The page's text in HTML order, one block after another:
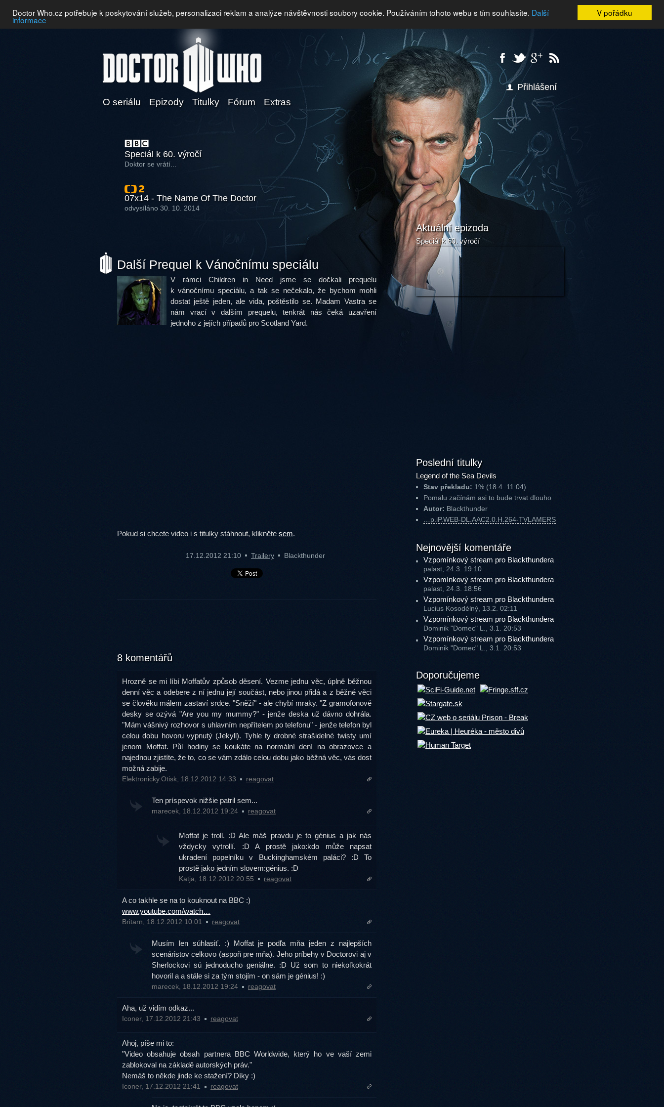
V pořádku
Doctor Who.cz potřebuje k poskytování služeb, personalizaci reklam a analýze návštěvnosti soubory cookie. Používáním tohoto webu s tím souhlasíte. Další
informace
Přihlášení
O seriálu Epizody Titulky Fórum Extras
Speciál k 60. výročí
Doktor se vrátí...
07x14 - The Name Of The Doctor
odvysíláno 30. 10. 2014
Další Prequel k Vánočnímu speciálu
V rámci Children in Need jsme se dočkali prequelu
k vánočnímu speciálu, a tak se nečekalo, že bychom mohli
dostat ještě jeden, ale vida, poštěstilo se. Madam Vastra se
nám vrací v dalším prequelu, tenkrát nás čeká uzavření
jednoho z jejích případů pro Scotland Yard.
Pokud si chcete video i s titulky stáhnout, klikněte sem.
17.12.2012 21:10 Trailery Blackthunder
8 komentářů
Hrozně se mi líbí Moffatův způsob děsení. Vezme jednu věc, úplně běžnou
denní věc a odebere z ní jednu její součást, nebo jinou přidá a z běžné věci
se člověku málem zastaví srdce. "Sněží" - ale chybí mraky. "Z gramofonové
desky se ozývá "Are you my mummy?" - jenže deska už dávno dohrála.
"Mám vášnivý rozhovor s uhlavním nepřítelem po telefonu" - jenže telefon byl
celou dobu hovoru vypnutý (Jekyll). Tyhle ty drobné strašidelné twisty umí
jenom Moffat. Půl hodiny se koukáte na normální dení na obrazovce a
najednou zjistíte, že to, co se vám zdálo celou dobu jako běžná věc, vás dost
možná zabije.
Elektronicky.Otisk, 18.12.2012 14:33 reagovat
Ten príspevok nižšie patril sem...
marecek, 18.12.2012 19:24 reagovat
Moffat je troll. :D Ale máš pravdu je to génius a jak nás
vždycky vytrollí. :D A prostě jako:kdo může napsat
ukradení popelníku v Buckinghamském paláci? :D To
prostě jako jedním slovem:génius. :D
Katja, 18.12.2012 20:55 reagovat
A co takhle se na to kouknout na BBC :)
www.youtube.com/watch…
Britarn, 18.12.2012 10:01 reagovat
Musím len súhlasiť. :) Moffat je podľa mňa jeden z najlepších
scenáristov celkovo (aspoň pre mňa). Jeho príbehy v Doctorovi aj v
Sherlockovi sú jednoducho geniálne. :D Už som to niekoľkokrát
hovoril a a stále si za tým stojím - on sám je génius! :)
marecek, 18.12.2012 19:24 reagovat
Aha, už vidím odkaz...
Iconer, 17.12.2012 21:43 reagovat
Ahoj, píše mi to:
"Video obsahuje obsah partnera BBC Worldwide, který ho ve vaší zemi
zablokoval na základě autorských práv."
Nemáš to někde jinde ke stažení? Díky :)
Iconer, 17.12.2012 21:41 reagovat
Aktuální epizoda
Speciál k 60. výročí
Poslední titulky
Legend of the Sea Devils
Stav překladu: 1% (18.4. 11:04)
Pomalu začínám asi to bude trvat dlouho
Autor: Blackthunder
…p.iP.WEB-DL.AAC2.0.H.264-TVLAMERS
Nejnovější komentáře
Vzpomínkový stream pro Blackthundera
palast, 24.3. 19:10
Vzpomínkový stream pro Blackthundera
palast, 24.3. 18:56
Vzpomínkový stream pro Blackthundera
Lucius Kosodélný, 13.2. 02:11
Vzpomínkový stream pro Blackthundera
Dominik "Domec" L., 3.1. 20:53
Vzpomínkový stream pro Blackthundera
Dominik "Domec" L., 3.1. 20:53
Doporučujeme